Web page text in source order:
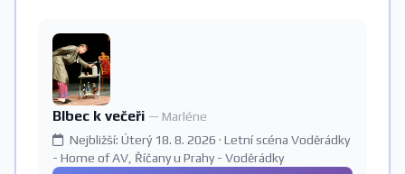
Blbec k večeři — Marléne
Nejbližší: Úterý 18. 8. 2026 · Letní scéna Voděrádky
- Home of AV, Říčany u Prahy - Voděrádky